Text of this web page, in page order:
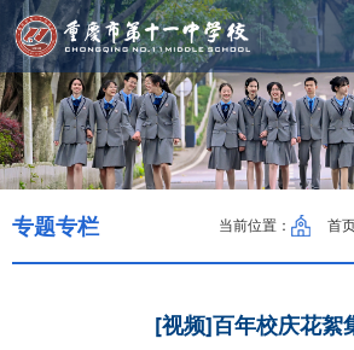
专题专栏 当前位置： 首
[视频]百年校庆花絮